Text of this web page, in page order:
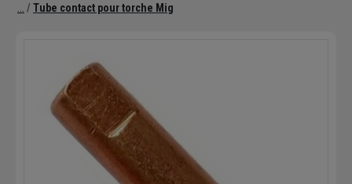
Tube contact pour torche Mig